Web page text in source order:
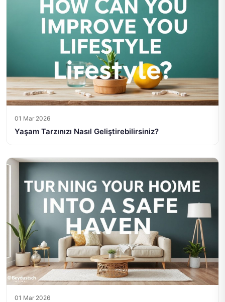
01 Mar 2026
Yaşam Tarzınızı Nasıl Geliştirebilirsiniz?
01 Mar 2026